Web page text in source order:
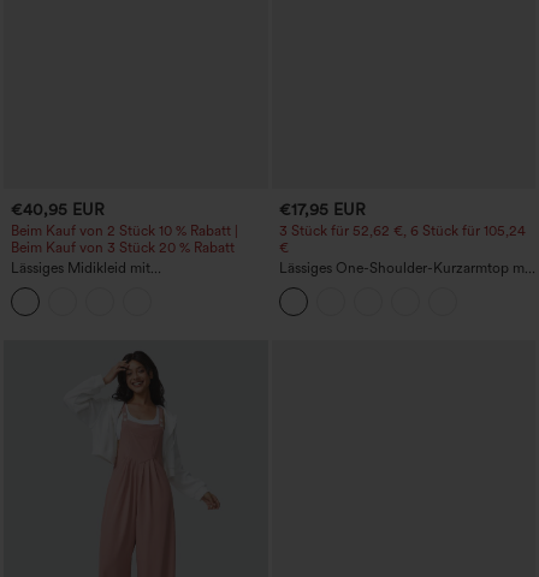
€40,95 EUR
Beim Kauf von 2 Stück 10 % Rabatt |
Beim Kauf von 3 Stück 20 % Rabatt
Lässiges Midikleid mit
Rundhalsausschnitt, integriertem BH,
ärmellos und Rüschensaum
€17,95 EUR
3 Stück für 52,62 €, 6 Stück für 105,24
€
Lässiges One-Shoulder-Kurzarmtop mit
Raffung